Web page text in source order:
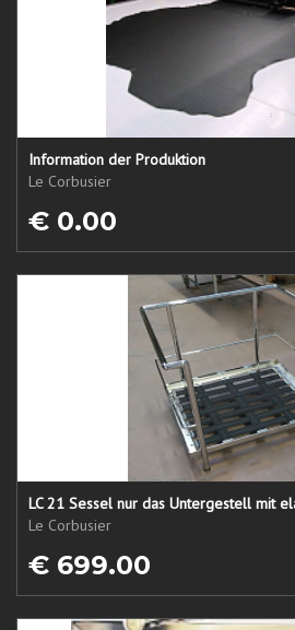
Information der Produktion
Le Corbusier
€ 0.00
LC 21 Sessel nur das Untergestell mit
Le Corbusier
€ 699.00